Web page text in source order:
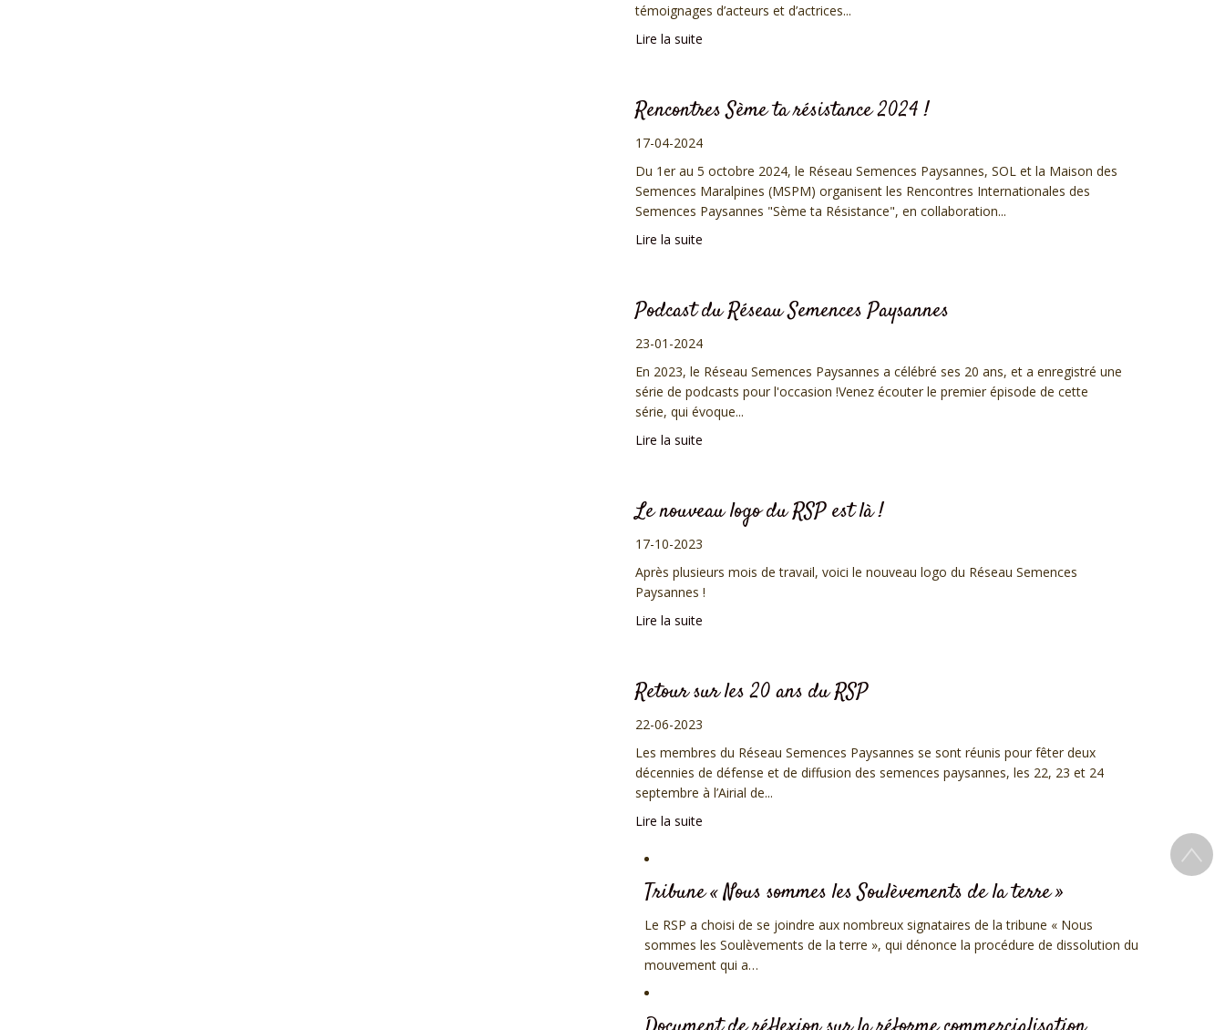
témoignages d’acteurs et d’actrices...
Lire la suite
Rencontres Sème ta résistance 2024 !
17-04-2024
Du 1er au 5 octobre 2024, le Réseau Semences Paysannes, SOL et la Maison des
Semences Maralpines (MSPM) organisent les Rencontres Internationales des
Semences Paysannes "Sème ta Résistance", en collaboration...
Lire la suite
Podcast du Réseau Semences Paysannes
23-01-2024
En 2023, le Réseau Semences Paysannes a célébré ses 20 ans, et a enregistré une
série de podcasts pour l'occasion !Venez écouter le premier épisode de cette
série, qui évoque...
Lire la suite
Le nouveau logo du RSP est là !
17-10-2023
Après plusieurs mois de travail, voici le nouveau logo du Réseau Semences
Paysannes !
Lire la suite
Retour sur les 20 ans du RSP
22-06-2023
Les membres du Réseau Semences Paysannes se sont réunis pour fêter deux
décennies de défense et de diffusion des semences paysannes, les 22, 23 et 24
septembre à l’Airial de...
Lire la suite
Tribune « Nous sommes les Soulèvements de la terre »
Le RSP a choisi de se joindre aux nombreux signataires de la tribune « Nous
sommes les Soulèvements de la terre », qui dénonce la procédure de dissolution du
mouvement qui a…